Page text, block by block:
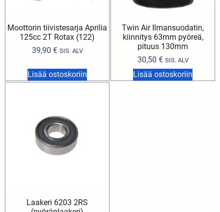
Moottorin tiivistesarja Aprilia
125cc 2T Rotax (122)
39,90 € SIS. ALV
Lisää ostoskoriin
Twin Air Ilmansuodatin,
kiinnitys 63mm pyöreä,
pituus 130mm
30,50 € SIS. ALV
Lisää ostoskoriin
Laakeri 6203 2RS